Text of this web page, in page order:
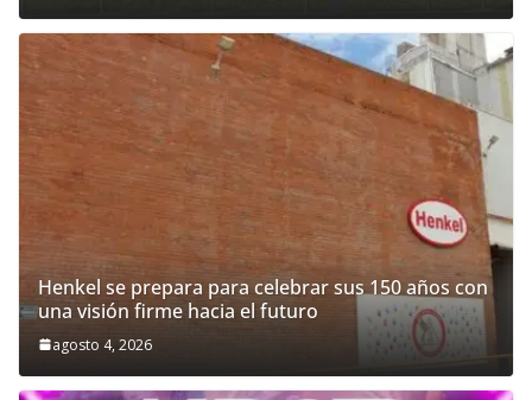
Henkel se prepara para celebrar sus 150 años con
una visión firme hacia el futuro
agosto 4, 2026